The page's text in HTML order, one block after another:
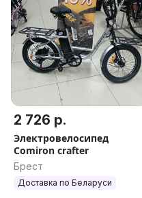
2 726 р.
Электровелосипед
Comiron crafter
Брест
Доставка по Беларуси